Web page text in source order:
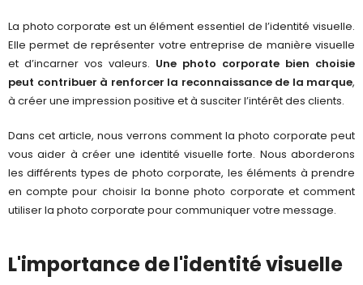
La photo corporate est un élément essentiel de l’identité visuelle.
Elle permet de représenter votre entreprise de manière visuelle
et d’incarner vos valeurs. Une photo corporate bien choisie
peut contribuer à renforcer la reconnaissance de la marque,
à créer une impression positive et à susciter l’intérêt des clients.
Dans cet article, nous verrons comment la photo corporate peut
vous aider à créer une identité visuelle forte. Nous aborderons
les différents types de photo corporate, les éléments à prendre
en compte pour choisir la bonne photo corporate et comment
utiliser la photo corporate pour communiquer votre message.
L'importance de l'identité visuelle